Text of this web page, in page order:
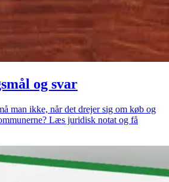
og svar
man ikke, når det drejer sig om køb og
Læs juridisk notat og få